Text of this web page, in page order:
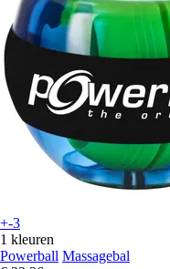
+-3
1 kleuren
Powerball Massagebal